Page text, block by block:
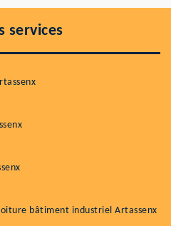
services
bâtiment industriel Artassenx
c'est préserver sa
en couverture et facade
Prix au m²